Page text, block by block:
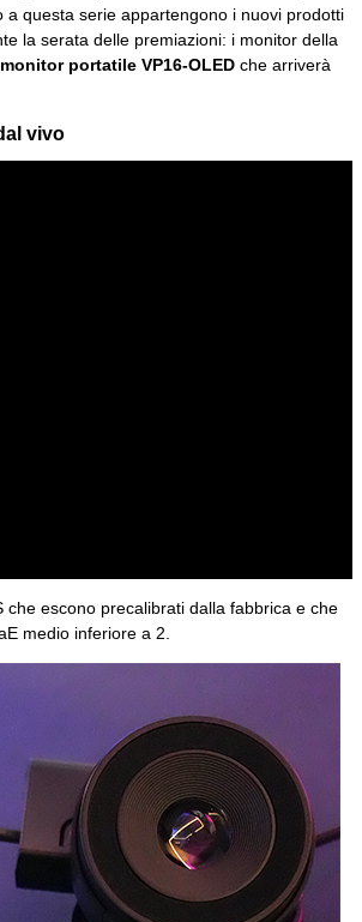
questa serie appartengono i nuovi prodotti
la serata delle premiazioni: i monitor della
monitor portatile VP16-OLED che arriverà
vivo
escono precalibrati dalla fabbrica e che
medio inferiore a 2.